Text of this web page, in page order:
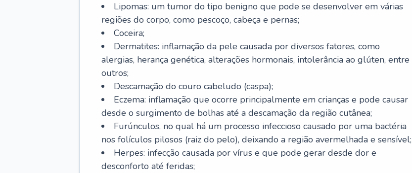
Lipomas: um tumor do tipo benigno que pode se desenvolver em várias
regiões do corpo, como pescoço, cabeça e pernas;
Coceira;
Dermatites: inflamação da pele causada por diversos fatores, como
alergias, herança genética, alterações hormonais, intolerância ao glúten, entre
outros;
Descamação do couro cabeludo (caspa);
Eczema: inflamação que ocorre principalmente em crianças e pode causar
desde o surgimento de bolhas até a descamação da região cutânea;
Furúnculos, no qual há um processo infeccioso causado por uma bactéria
nos folículos pilosos (raiz do pelo), deixando a região avermelhada e sensível;
Herpes: infecção causada por vírus e que pode gerar desde dor e
desconforto até feridas;